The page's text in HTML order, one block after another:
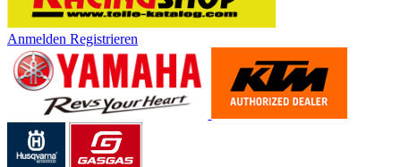
Anmelden Registrieren